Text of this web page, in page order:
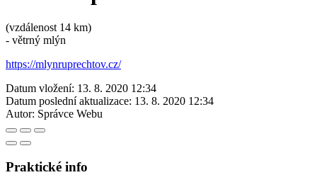
(vzdálenost 14 km)
- větrný mlýn
https://mlynruprechtov.cz/
Datum vložení: 13. 8. 2020 12:34
Datum poslední aktualizace: 13. 8. 2020 12:34
Autor: Správce Webu
Praktické info